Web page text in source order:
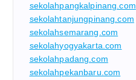
sekolahpangkalpinang.com
sekolahtanjungpinang.com
sekolahsemarang.com
sekolahyogyakarta.com
sekolahpadang.com
sekolahpekanbaru.com